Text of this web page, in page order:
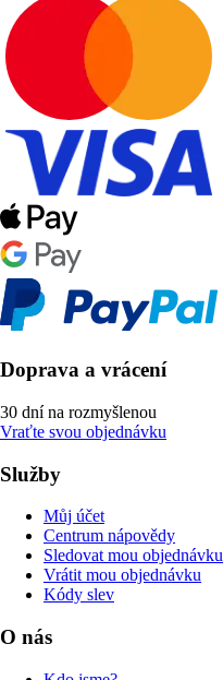
Doprava a vrácení
30 dní na rozmyšlenou
Vraťte svou objednávku
Služby
Můj účet
Centrum nápovědy
Sledovat mou objednávku
Vrátit mou objednávku
Kódy slev
O nás